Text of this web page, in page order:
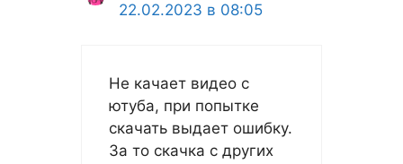
22.02.2023 в 08:05
Не качает видео с
ютуба, при попытке
скачать выдает ошибку.
За то скачка с других